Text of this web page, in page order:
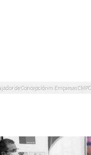
de Concepciónm Empresas CMPC